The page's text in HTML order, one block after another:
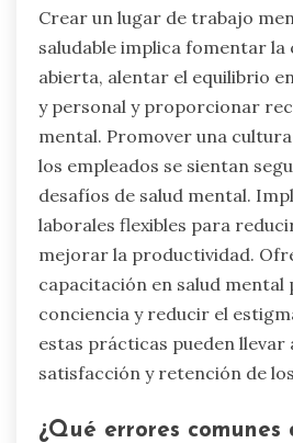
Crear un lugar de trabajo
saludable implica fomentar la
abierta, alentar el equilibrio
y personal y proporcionar
mental. Promover una
los empleados se sientan
desafíos de salud mental.
laborales flexibles para
mejorar la productividad.
capacitación en salud mental
conciencia y reducir el
estas prácticas pueden llevar
satisfacción y retención de
¿Qué errores